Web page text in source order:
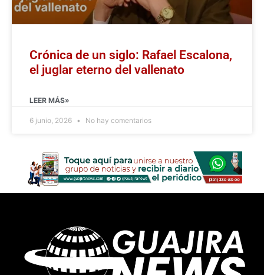
Crónica de un siglo: Rafael Escalona,
el juglar eterno del vallenato
LEER MÁS»
6 junio, 2026 No hay comentarios